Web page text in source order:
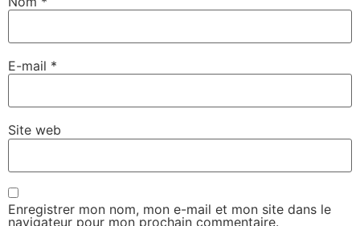
E-mail *
Site web
Enregistrer mon nom, mon e-mail et mon site dans le
navigateur pour mon prochain commentaire.